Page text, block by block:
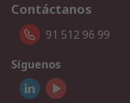
Contáctanos
91 512 96 99
Síguenos